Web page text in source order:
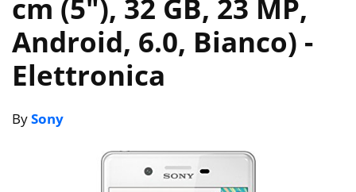
cm (5″), 32 GB, 23 MP,
Android, 6.0, Bianco) -
Elettronica
BySony